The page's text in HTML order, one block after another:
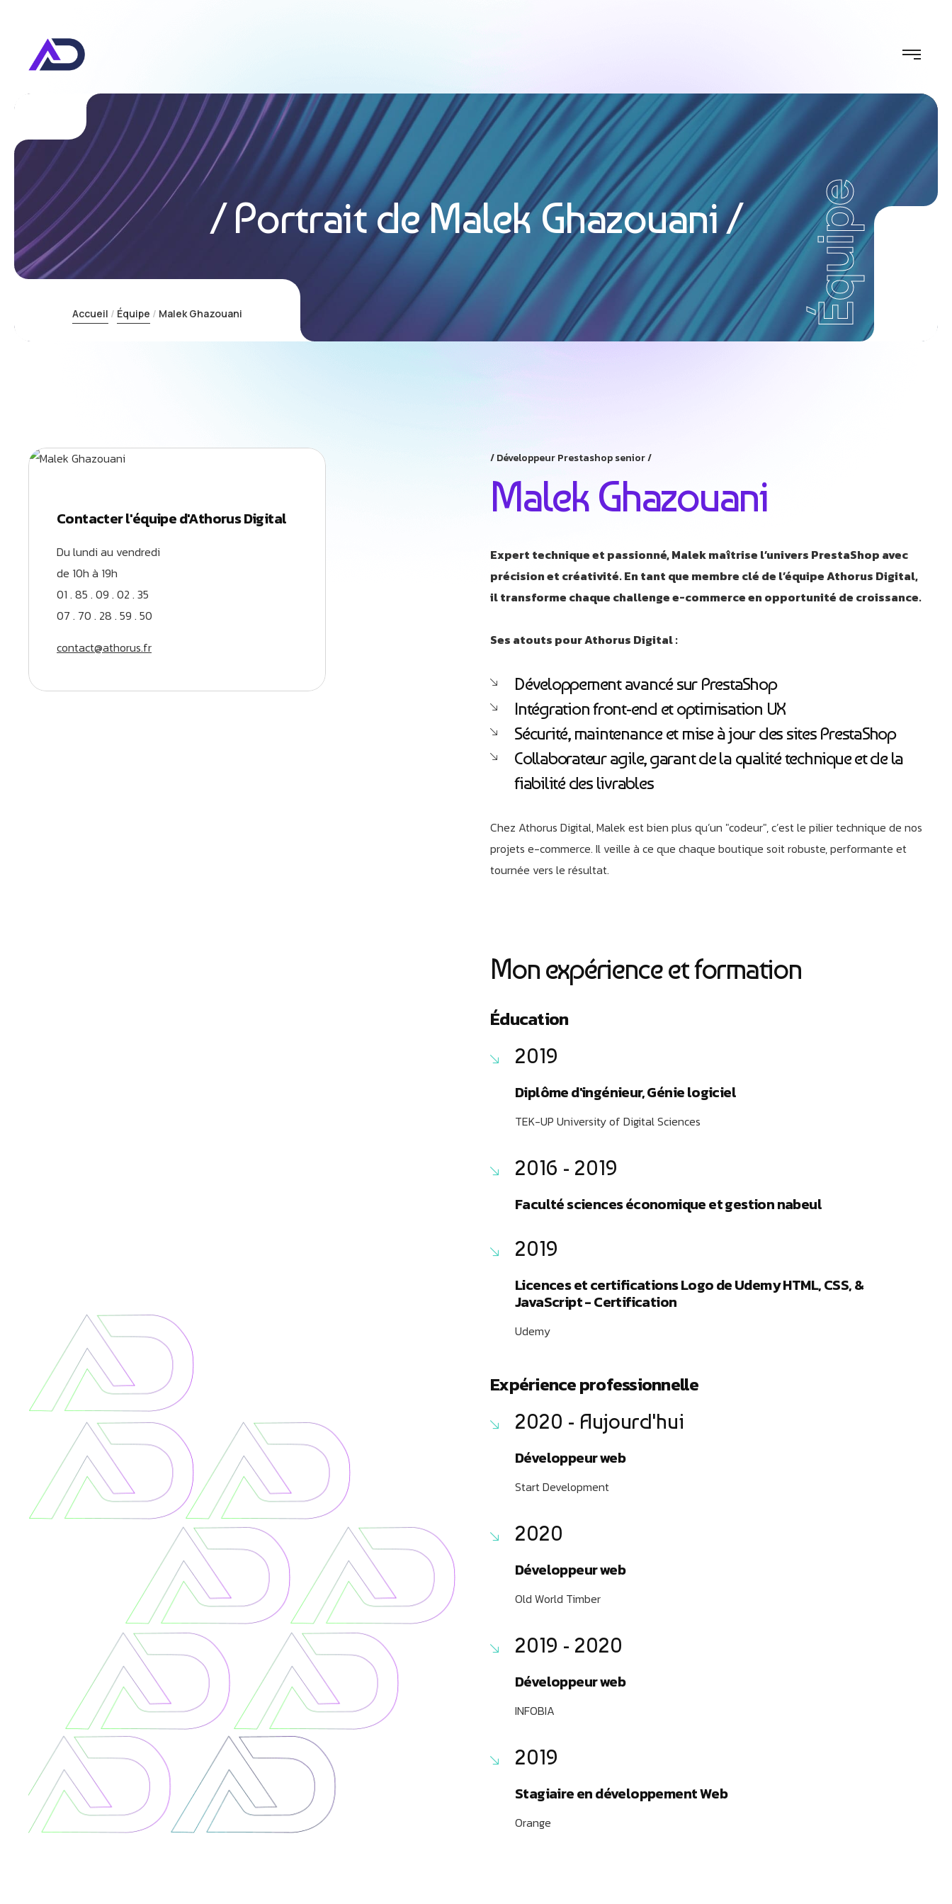
Portrait de Malek Ghazouani Équipe
Accueil Équipe Malek Ghazouani Conversion
Contacter l'équipe d'Athorus Digital
Du lundi au vendredi
de 10h à 19h
01 . 85 . 09 . 02 . 35
07 . 70 . 28 . 59 . 50
contact@athorus.fr
Développeur Prestashop senior
Malek Ghazouani
Expert technique et passionné, Malek maîtrise l’univers PrestaShop avec
précision et créativité. En tant que membre clé de l’équipe Athorus Digital,
il transforme chaque challenge e-commerce en opportunité de croissance.
Ses atouts pour Athorus Digital :
Développement avancé sur PrestaShop
Intégration front-end et optimisation UX
Sécurité, maintenance et mise à jour des sites PrestaShop
Collaborateur agile, garant de la qualité technique et de la
fiabilité des livrables
Chez Athorus Digital, Malek est bien plus qu’un "codeur", c’est le pilier technique de nos
projets e-commerce. Il veille à ce que chaque boutique soit robuste, performante et
tournée vers le résultat.
Mon expérience et formation
Éducation
2019
Diplôme d'ingénieur, Génie logiciel
TEK-UP University of Digital Sciences
2016 - 2019
Faculté sciences économique et gestion nabeul
2019
Licences et certifications Logo de Udemy HTML, CSS, &
JavaScript - Certification
Udemy
Expérience professionnelle
2020 - Aujourd'hui
Développeur web
Start Development
2020
Développeur web
Old World Timber
2019 - 2020
Développeur web
INFOBIA
2019
Stagiaire en développement Web
Orange